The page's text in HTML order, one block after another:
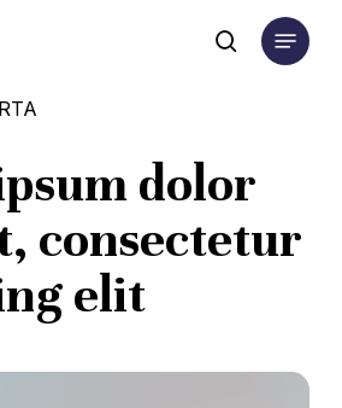
search
Menu
dolor
consectetur
elit